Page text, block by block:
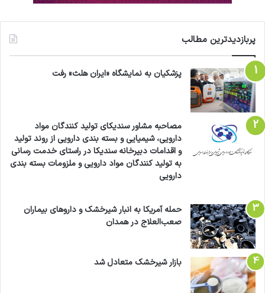
پربازدیدترین مطالب
پزشکیان به نمایشگاه «ایران هلث» رفت
مصاحبه مشاور سندیکای تولید کنندگان مواد
دارویی، شیمیایی و بسته بندی دارویی از روند تولید
و اقدامات دبیرخانه سندیکا در راستای خدمت رسانی
به تولید کنندگان مواد دارویی و ملزومات بسته بندی
دارویی
حمله آمریکا به انبار شیرخشک و داروهای بیماران
صعب‌العلاج در همدان
بازار شیرخشک متعادل شد